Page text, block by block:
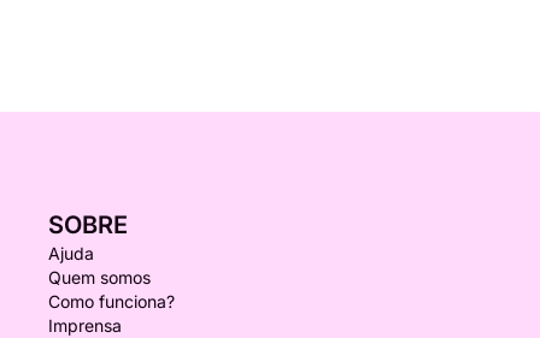
SOBRE
Ajuda
Quem somos
Como funciona?
Imprensa